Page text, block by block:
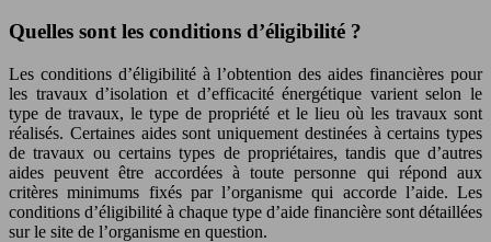
Quelles sont les conditions d’éligibilité ?
Les conditions d’éligibilité à l’obtention des aides financières pour
les travaux d’isolation et d’efficacité énergétique varient selon le
type de travaux, le type de propriété et le lieu où les travaux sont
réalisés. Certaines aides sont uniquement destinées à certains types
de travaux ou certains types de propriétaires, tandis que d’autres
aides peuvent être accordées à toute personne qui répond aux
critères minimums fixés par l’organisme qui accorde l’aide. Les
conditions d’éligibilité à chaque type d’aide financière sont détaillées
sur le site de l’organisme en question.